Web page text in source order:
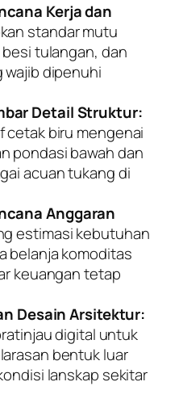
Kerja dan
standar mutu
tulangan, dan
wajib dipenuhi
Detail Struktur:
cetak biru mengenai
pondasi bawah dan
acuan tukang di
Anggaran
estimasi kebutuhan
belanja komoditas
keuangan tetap
Desain Arsitektur:
digital untuk
bentuk luar
lanskap sekitar